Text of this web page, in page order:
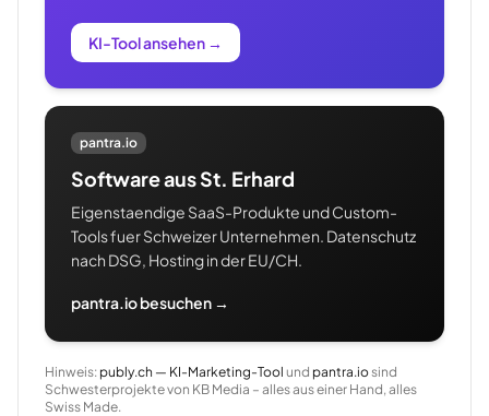
KI-Tool ansehen →
pantra.io
Software aus St. Erhard
Eigenstaendige SaaS-Produkte und Custom-
Tools fuer Schweizer Unternehmen. Datenschutz
nach DSG, Hosting in der EU/CH.
pantra.io besuchen →
Hinweis: publy.ch — KI-Marketing-Tool und pantra.iosind
Schwesterprojekte von KB Media – alles aus einer Hand, alles
Swiss Made.